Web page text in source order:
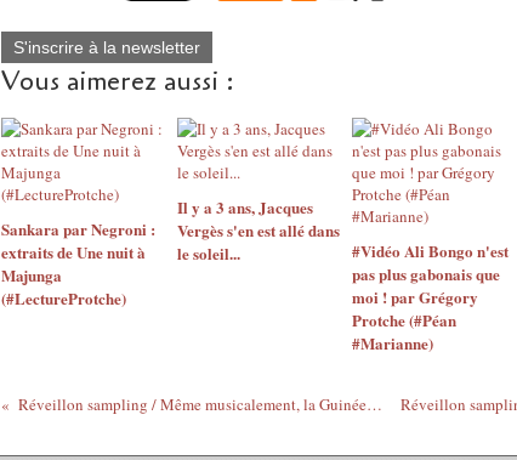
S'inscrire à la newsletter
Vous aimerez aussi :
Sankara par Negroni :
extraits de Une nuit à
Majunga
(#LectureProtche)
Il y a 3 ans, Jacques
Vergès s'en est allé dans
le soleil...
#Vidéo Ali Bongo n'est
pas plus gabonais que
moi ! par Grégory
Protche (#Péan
#Marianne)
Réveillon sampling / Même musicalement, la Guinée, c'était mieux sous Sékou Touré !